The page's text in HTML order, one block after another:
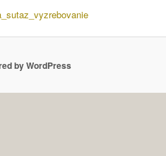
by WordPress